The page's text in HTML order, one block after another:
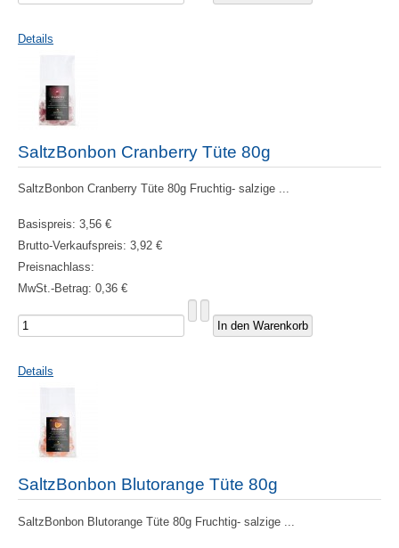
Details
SaltzBonbon Cranberry Tüte 80g
SaltzBonbon Cranberry Tüte 80g Fruchtig- salzige ...
Basispreis: 3,56 €
Brutto-Verkaufspreis: 3,92 €
Preisnachlass:
MwSt.-Betrag: 0,36 €
Details
SaltzBonbon Blutorange Tüte 80g
SaltzBonbon Blutorange Tüte 80g Fruchtig- salzige ...